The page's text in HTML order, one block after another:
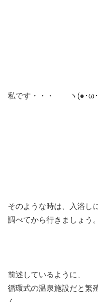
私です・・・ ヽ(●･ω･
そのような時は、入浴し
調べてから行きましょう。
前述しているように、
循環式の温泉施設だと繁